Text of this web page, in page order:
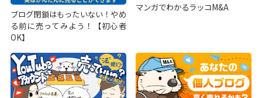
ブログ閉鎖はもったいない！やめ
る前に売ってみよう！【初心者
OK】
マンガでわかるラッコM&A